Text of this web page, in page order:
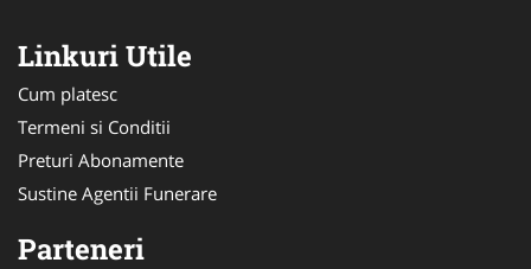
Linkuri Utile
Cum platesc
Termeni si Conditii
Preturi Abonamente
Sustine Agentii Funerare
Parteneri